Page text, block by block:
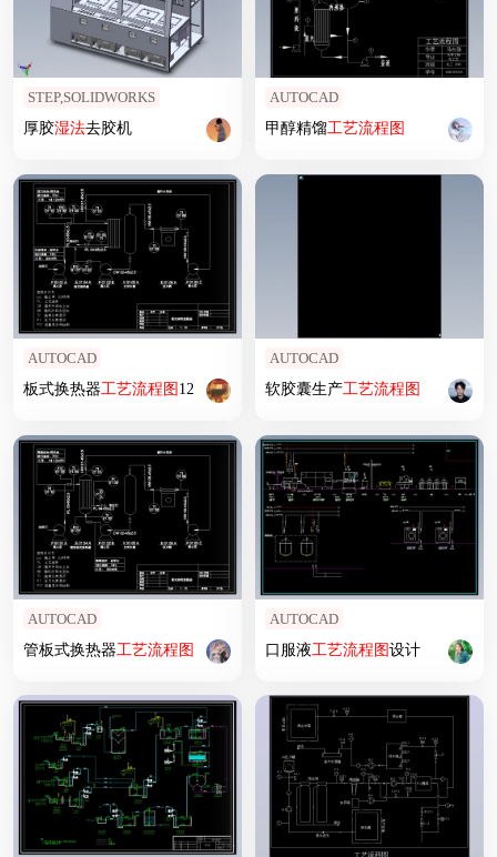
STEP,SOLIDWORKS
厚胶湿法去胶机
AUTOCAD
甲醇精馏工艺流程图
AUTOCAD
板式换热器工艺流程图12
AUTOCAD
软胶囊生产工艺流程图
AUTOCAD
管板式换热器工艺流程图
AUTOCAD
口服液工艺流程图设计